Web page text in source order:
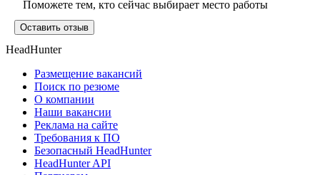
Поможете тем, кто сейчас выбирает место работы
Оставить отзыв
HeadHunter
Размещение вакансий
Поиск по резюме
О компании
Наши вакансии
Реклама на сайте
Требования к ПО
Безопасный HeadHunter
HeadHunter API